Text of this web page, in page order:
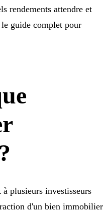
rendements attendre et
guide complet pour
plusieurs investisseurs
d'un bien immobilier